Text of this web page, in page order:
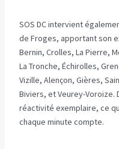
SOS DC intervient
de Froges, apportant son
Bernin, Crolles, La Pierre,
La Tronche, Échirolles,
Vizille, Alençon, Gières,
Biviers, et Veurey-
réactivité exemplaire, ce
chaque minute compte.